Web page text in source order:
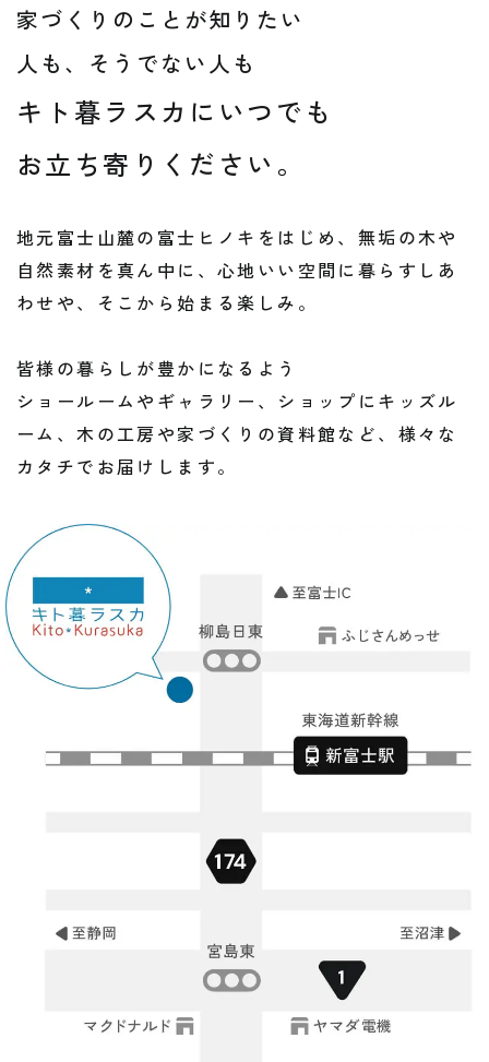
家づくりのことが知りたい
人も、そうでない人も
キト暮ラスカにいつでも
お立ち寄りください。
地元富士山麓の富士ヒノキをはじめ、無垢の木や
自然素材を真ん中に、心地いい空間に暮らすしあ
わせや、そこから始まる楽しみ。
皆様の暮らしが豊かになるよう
ショールームやギャラリー、ショップにキッズル
ーム、木の工房や家づくりの資料館など、様々な
カタチでお届けします。